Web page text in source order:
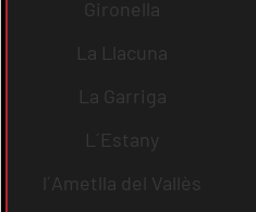
Gironella
La Llacuna
La Garriga
L´Estany
l´Ametlla del Vallès